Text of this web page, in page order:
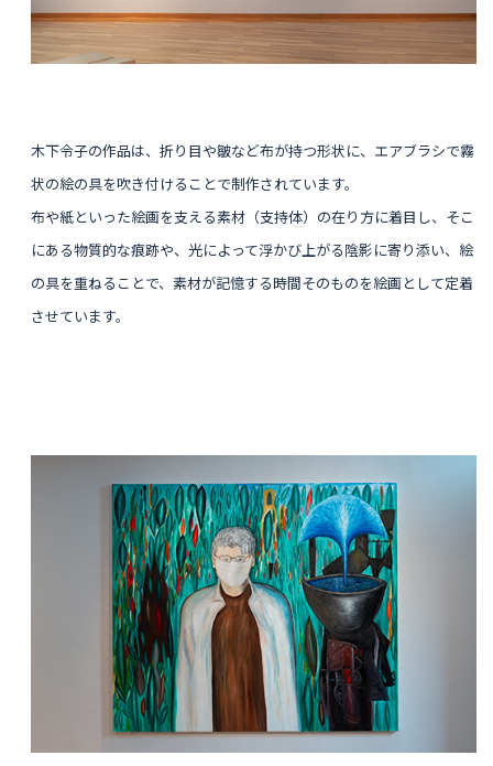
木下令子の作品は、折り目や皺など布が持つ形状に、エアブラシで霧
状の絵の具を吹き付けることで制作されています。
布や紙といった絵画を支える素材（支持体）の在り方に着目し、そこ
にある物質的な痕跡や、光によって浮かび上がる陰影に寄り添い、絵
の具を重ねることで、素材が記憶する時間そのものを絵画として定着
させています。